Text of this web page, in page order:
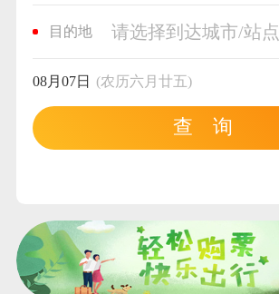
目的地 请选择到达城市/站点
08月07日 (农历六月廿五)
查 询